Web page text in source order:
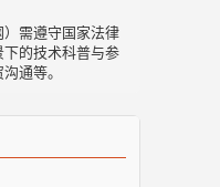
需遵守国家法律
的技术科普与参
通等。